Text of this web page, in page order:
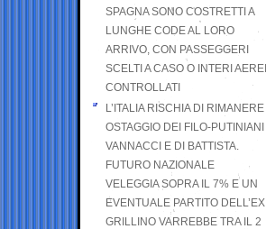
SPAGNA SONO COSTRETTI A
LUNGHE CODE AL LORO
ARRIVO, CON PASSEGGERI
SCELTI A CASO O INTERI AEREI
CONTROLLATI
L’ITALIA RISCHIA DI RIMANERE
OSTAGGIO DEI FILO-PUTINIANI
VANNACCI E DI BATTISTA.
FUTURO NAZIONALE
VELEGGIA SOPRA IL 7% E UN
EVENTUALE PARTITO DELL’EX
GRILLINO VARREBBE TRA IL 2